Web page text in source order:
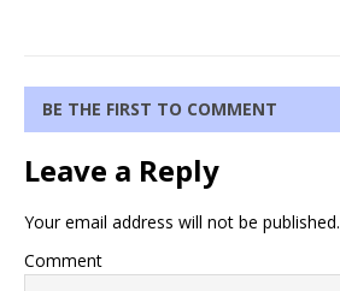
BE THE FIRST TO COMMENT
Leave a Reply
Your email address will not be published.
Comment